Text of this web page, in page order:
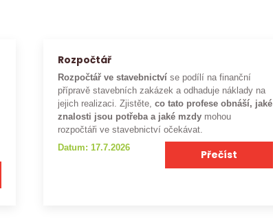
Rozpočtář
Rozpočtář ve stavebnictví se podílí na finanční
přípravě stavebních zakázek a odhaduje náklady na
jejich realizaci. Zjistěte,co tato profese obnáší, jaké
znalosti jsou potřeba a jaké mzdy mohou
rozpočtáři ve stavebnictví očekávat.
Datum: 17.7.2026
Přečíst